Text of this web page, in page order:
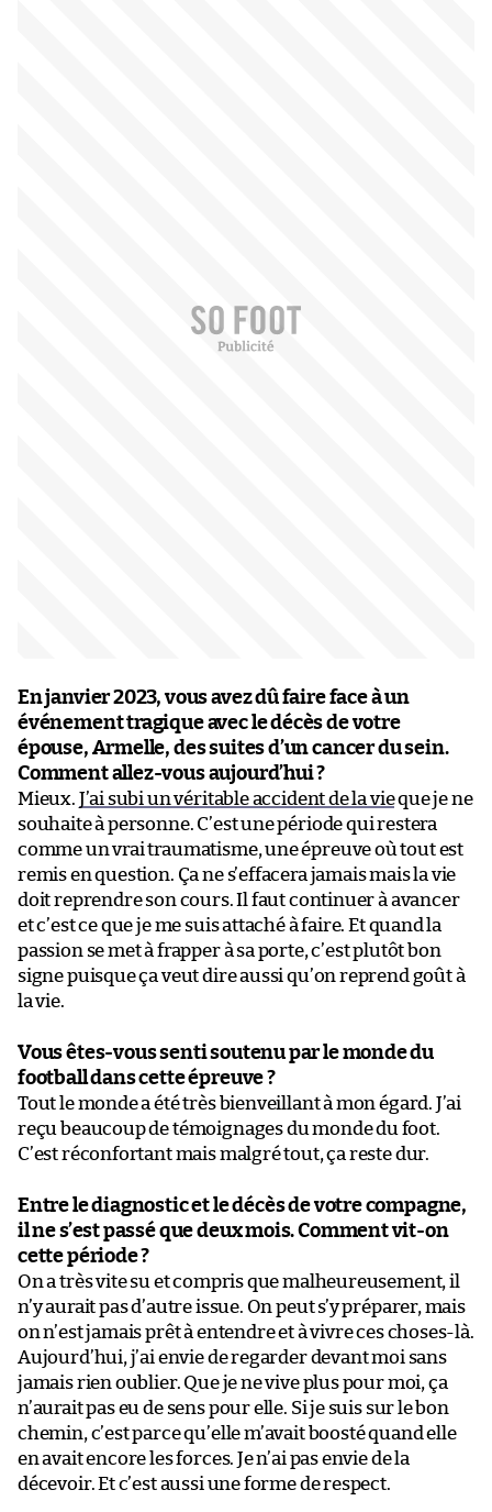
En janvier 2023, vous avez dû faire face à un
événement tragique avec le décès de votre
épouse, Armelle, des suites d’un cancer du sein.
Comment allez-vous aujourd’hui ?
Mieux. J’ai subi un véritable accident de la vieque je ne
souhaite à personne. C’est une période qui restera
comme un vrai traumatisme, une épreuve où tout est
remis en question. Ça ne s’effacera jamais mais la vie
doit reprendre son cours. Il faut continuer à avancer
et c’est ce que je me suis attaché à faire. Et quand la
passion se met à frapper à sa porte, c’est plutôt bon
signe puisque ça veut dire aussi qu’on reprend goût à
la vie.
Vous êtes-vous senti soutenu par le monde du
football dans cette épreuve ?
Tout le monde a été très bienveillant à mon égard. J’ai
reçu beaucoup de témoignages du monde du foot.
C’est réconfortant mais malgré tout, ça reste dur.
Entre le diagnostic et le décès de votre compagne,
il ne s’est passé que deux mois. Comment vit-on
cette période ?
On a très vite su et compris que malheureusement, il
n’y aurait pas d’autre issue. On peut s’y préparer, mais
on n’est jamais prêt à entendre et à vivre ces choses-là.
Aujourd’hui, j’ai envie de regarder devant moi sans
jamais rien oublier. Que je ne vive plus pour moi, ça
n’aurait pas eu de sens pour elle. Si je suis sur le bon
chemin, c’est parce qu’elle m’avait boosté quand elle
en avait encore les forces. Je n’ai pas envie de la
décevoir. Et c’est aussi une forme de respect.